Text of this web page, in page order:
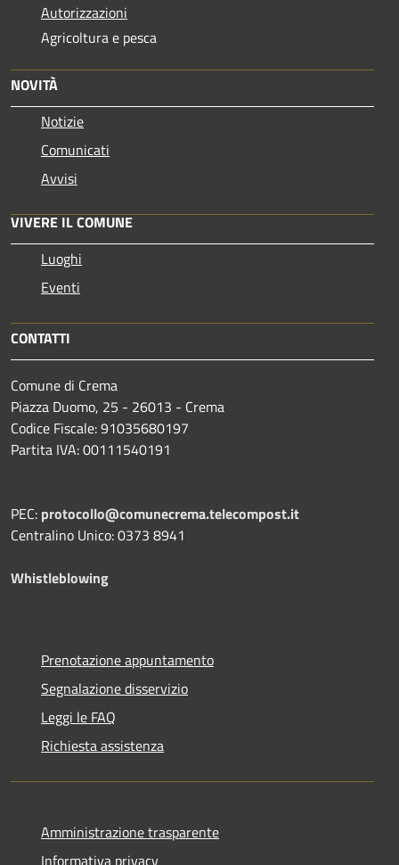
Autorizzazioni
Agricoltura e pesca
NOVITÀ
Notizie
Comunicati
Avvisi
VIVERE IL COMUNE
Luoghi
Eventi
CONTATTI
Comune di Crema
Piazza Duomo, 25 - 26013 - Crema
Codice Fiscale: 91035680197
Partita IVA: 00111540191
PEC: protocollo@comunecrema.telecompost.it
Centralino Unico: 0373 8941
Whistleblowing
Prenotazione appuntamento
Segnalazione disservizio
Leggi le FAQ
Richiesta assistenza
Amministrazione trasparente
Informativa privacy